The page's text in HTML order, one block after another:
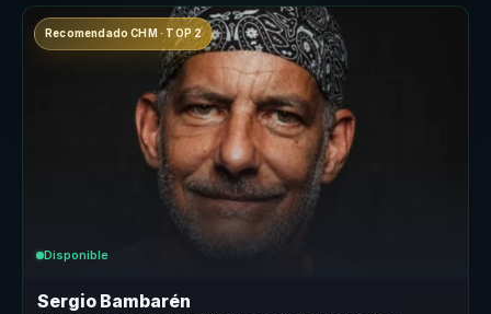
Recomendado CHM · TOP 2
Disponible
Sergio Bambarén